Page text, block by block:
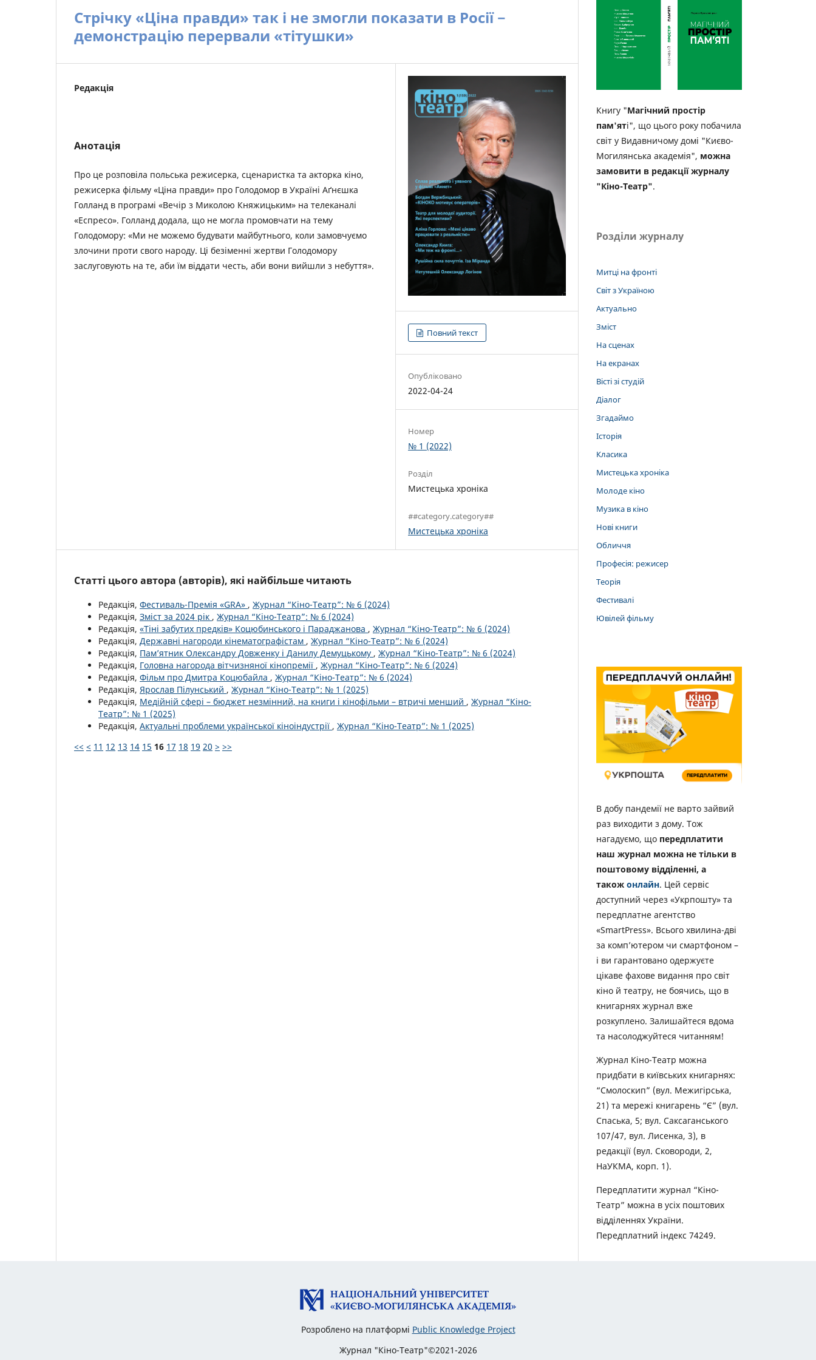
Стрічку «Ціна правди» так і не змогли показати в Росії −
демонстрацію перервали «тітушки»
Редакція
Анотація
Про це розповіла польська режисерка, сценаристка та акторка кіно,
режисерка фільму «Ціна правди» про Голодомор в Україні Аґнєшка
Голланд в програмі «Вечір з Миколою Княжицьким» на телеканалі
«Еспресо». Голланд додала, що не могла промовчати на тему
Голодомору: «Ми не можемо будувати майбутнього, коли замовчуємо
злочини проти свого народу. Ці безіменні жертви Голодомору
заслуговують на те, аби їм віддати честь, аби вони вийшли з небуття».
Повний текст
Опубліковано
2022-04-24
Номер
№ 1 (2022)
Розділ
Мистецька хроніка
##category.category##
Мистецька хроніка
Статті цього автора (авторів), які найбільше читають
Редакція, Фестиваль-Премія «GRA» , Журнал “Кіно-Театр”: № 6 (2024)
Редакція, Зміст за 2024 рік , Журнал “Кіно-Театр”: № 6 (2024)
Редакція, «Тіні забутих предків» Коцюбинського і Параджанова , Журнал “Кіно-Театр”: № 6 (2024)
Редакція, Державні нагороди кінематографістам , Журнал “Кіно-Театр”: № 6 (2024)
Редакція, Пам’ятник Олександру Довженку і Данилу Демуцькому , Журнал “Кіно-Театр”: № 6 (2024)
Редакція, Головна нагорода вітчизняної кінопремії , Журнал “Кіно-Театр”: № 6 (2024)
Редакція, Фільм про Дмитра Коцюбайла , Журнал “Кіно-Театр”: № 6 (2024)
Редакція, Ярослав Пілунський , Журнал “Кіно-Театр”: № 1 (2025)
Редакція, Медійній сфері – бюджет незмінний, на книги і кінофільми – втричі менший , Журнал “Кіно-
Театр”: № 1 (2025)
Редакція, Актуальні проблеми української кіноіндустрії , Журнал “Кіно-Театр”: № 1 (2025)
<< < 11 12 13 14 15 16 17 18 19 20 > >>
Книгу "Магічний простір
пам'яті", що цього року побачила
світ у Видавничому домі "Києво-
Могилянська академія", можна
замовити в редакції журналу
"Кіно-Театр".
Розділи журналу
Митці на фронті
Світ з Україною
Актуально
Зміст
На сценах
На екранах
Вісті зі студій
Діалог
Згадаймо
Історія
Класика
Мистецька хроніка
Молоде кіно
Музика в кіно
Нові книги
Обличчя
Професія: режисер
Теорія
Фестивалі
Ювілей фільму
В добу пандемії не варто зайвий
раз виходити з дому. Тож
нагадуємо, що передплатити
наш журнал можна не тільки в
поштовому відділенні, а
також онлайн. Цей сервіс
доступний через «Укрпошту» та
передплатне агентство
«SmartPress». Всього хвилина-дві
за комп’ютером чи смартфоном –
і ви гарантовано одержуєте
цікаве фахове видання про світ
кіно й театру, не боячись, що в
книгарнях журнал вже
розкуплено. Залишайтеся вдома
та насолоджуйтеся читанням!
Журнал Кіно-Театр можна
придбати в київських книгарнях:
“Смолоскип” (вул. Межигірська,
21) та мережі книгарень “Є” (вул.
Спаська, 5; вул. Саксаганського
107/47, вул. Лисенка, 3), в
редакції (вул. Сковороди, 2,
НаУКМА, корп. 1).
Передплатити журнал “Кіно-
Театр” можна в усіх поштових
відділеннях України.
Передплатний індекс 74249.
Розроблено на платформі Public Knowledge Project
Журнал "Кіно-Театр"©2021-2026